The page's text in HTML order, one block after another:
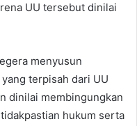
UU tersebut dinilai
menyusun
terpisah dari UU
dinilai membingungkan
hukum serta